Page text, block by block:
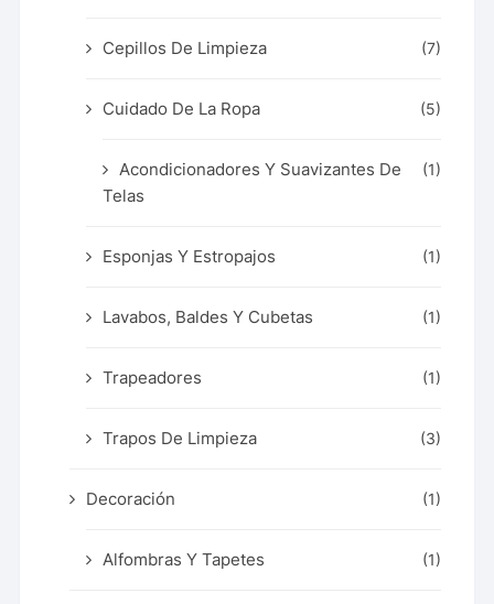
Cepillos De Limpieza (7)
Cuidado De La Ropa (5)
Acondicionadores Y Suavizantes De
Telas
(1)
Esponjas Y Estropajos (1)
Lavabos, Baldes Y Cubetas (1)
Trapeadores (1)
Trapos De Limpieza (3)
Decoración (1)
Alfombras Y Tapetes (1)